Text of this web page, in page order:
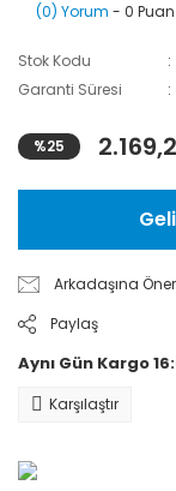
(0) Yorum - 0 Puan
Stok Kodu
Garanti Süresi
%25
Arkadaşına Öner
Paylaş
Aynı Gün Kargo
Karşılaştır